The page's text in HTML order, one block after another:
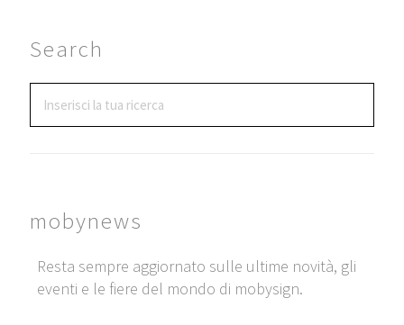
Search
mobynews
Resta sempre aggiornato sulle ultime novità, gli
eventi e le fiere del mondo di mobysign.